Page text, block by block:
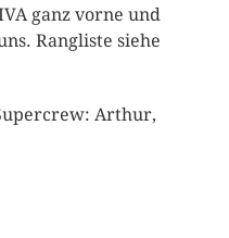
ganz vorne und
Rangliste siehe
Arthur,